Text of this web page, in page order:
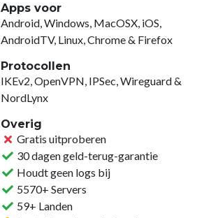
Apps voor
Android, Windows, MacOSX, iOS,
AndroidTV, Linux, Chrome & Firefox
Protocollen
IKEv2, OpenVPN, IPSec, Wireguard &
NordLynx
Overig
Gratis uitproberen
30 dagen geld-terug-garantie
Houdt geen logs bij
5570+ Servers
59+ Landen